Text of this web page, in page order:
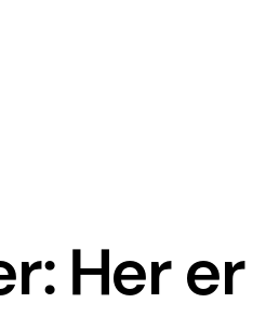
Her er